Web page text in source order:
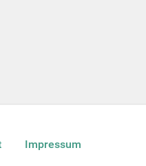
Impressum